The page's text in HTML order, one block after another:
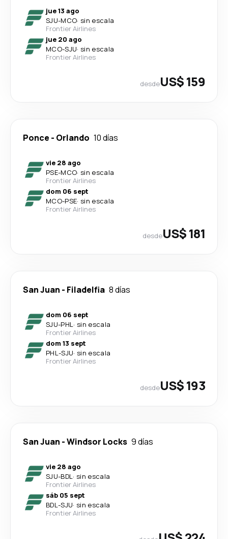
jue 13 ago
SJU-MCO· sin escala
Frontier Airlines
jue 20 ago
MCO-SJU· sin escala
Frontier Airlines
desdeUS$ 159
Ponce - Orlando 10 días
vie 28 ago
PSE-MCO· sin escala
Frontier Airlines
dom 06 sept
MCO-PSE· sin escala
Frontier Airlines
desdeUS$ 181
San Juan - Filadelfia 8 días
dom 06 sept
SJU-PHL· sin escala
Frontier Airlines
dom 13 sept
PHL-SJU· sin escala
Frontier Airlines
desdeUS$ 193
San Juan -Windsor Locks 9 días
vie 28 ago
SJU-BDL· sin escala
Frontier Airlines
sáb 05 sept
BDL-SJU· sin escala
Frontier Airlines